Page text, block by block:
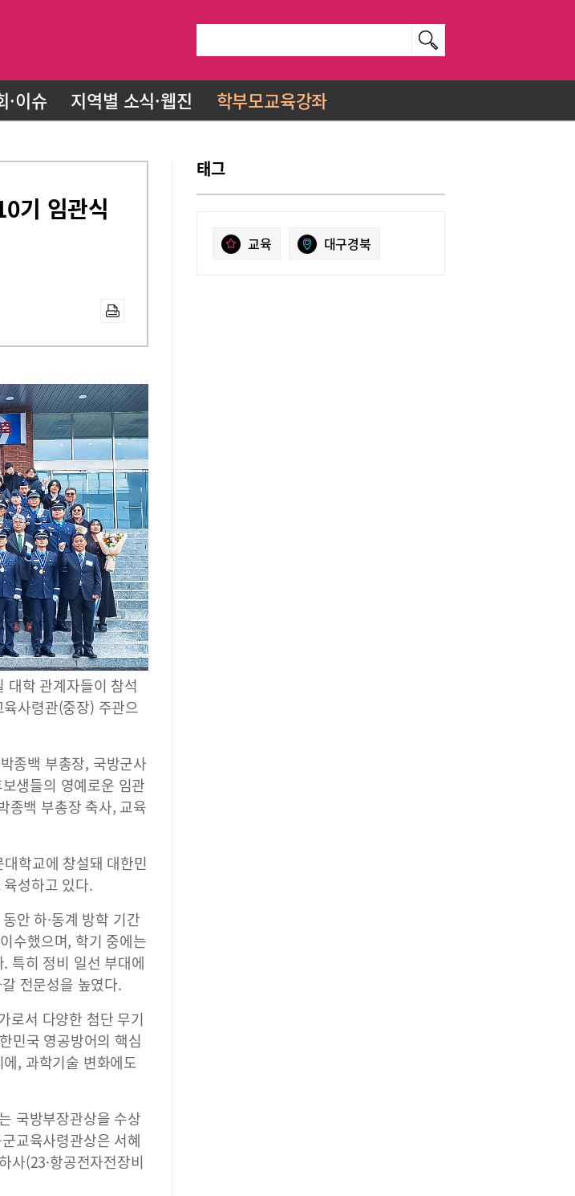
·이슈 지역별 소식·웹진 학부모교육강좌
기 임관식
대학 관계자들이 참석
사령관(중장) 주관으
종백 부총장, 국방군사
생들의 영예로운 임관
종백 부총장 축사, 교육
학교에 창설돼 대한민
성하고 있다.
안 하·동계 방학 기간
수했으며, 학기 중에는
특히 정비 일선 부대에
전문성을 높였다.
로서 다양한 첨단 무기
민국 영공방어의 핵심
, 과학기술 변화에도
국방부장관상을 수상
교육사령관상은 서혜
사(23·항공전자전장비
태그
교육 대구경북